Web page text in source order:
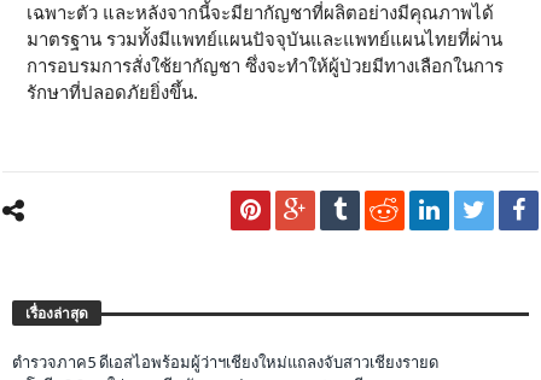
เฉพาะตัว และหลังจากนี้จะมียากัญชาที่ผลิตอย่างมีคุณภาพได้
มาตรฐาน รวมทั้งมีแพทย์แผนปัจจุบันและแพทย์แผนไทยที่ผ่าน
การอบรมการสั่งใช้ยากัญชา ซึ่งจะทำให้ผู้ป่วยมีทางเลือกในการ
รักษาที่ปลอดภัยยิ่งขึ้น.
เรื่องล่าสุด
ตำรวจภาค5 ดีเอสไอพร้อมผู้ว่าฯเชียงใหม่แถลงจับสาวเชียงรายด